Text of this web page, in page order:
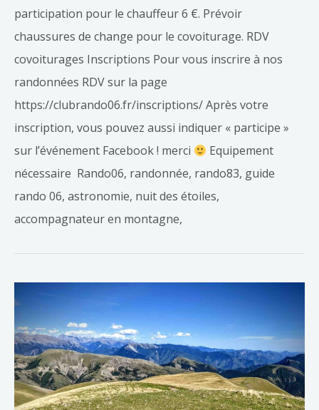
participation pour le chauffeur 6 €. Prévoir
chaussures de change pour le covoiturage. RDV
covoiturages Inscriptions Pour vous inscrire à nos
randonnées RDV sur la page
https://clubrando06.fr/inscriptions/ Après votre
inscription, vous pouvez aussi indiquer « participe »
sur l’événement Facebook ! merci
Equipement
nécessaire Rando06, randonnée, rando83, guide
rando 06, astronomie, nuit des étoiles,
accompagnateur en montagne,